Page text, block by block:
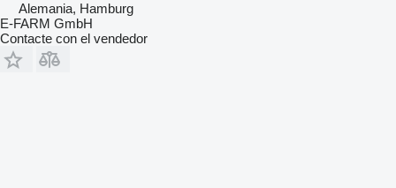
Alemania, Hamburg
E-FARM GmbH
Contacte con el vendedor